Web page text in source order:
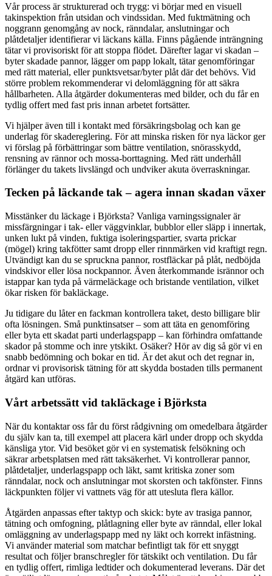
Vår process är strukturerad och trygg: vi börjar med en visuell
takinspektion från utsidan och vindssidan. Med fuktmätning och
noggrann genomgång av nock, ränndalar, anslutningar och
plåtdetaljer identifierar vi läckans källa. Finns pågående inträngning
tätar vi provisoriskt för att stoppa flödet. Därefter lagar vi skadan –
byter skadade pannor, lägger om papp lokalt, tätar genomföringar
med rätt material, eller punktsvetsar/byter plåt där det behövs. Vid
större problem rekommenderar vi delomläggning för att säkra
hållbarheten. Alla åtgärder dokumenteras med bilder, och du får en
tydlig offert med fast pris innan arbetet fortsätter.
Vi hjälper även till i kontakt med försäkringsbolag och kan ge
underlag för skadereglering. För att minska risken för nya läckor ger
vi förslag på förbättringar som bättre ventilation, snörasskydd,
rensning av rännor och mossa-borttagning. Med rätt underhåll
förlänger du takets livslängd och undviker akuta överraskningar.
Tecken på läckande tak – agera innan skadan växer
Misstänker du läckage i Björksta? Vanliga varningssignaler är
missfärgningar i tak- eller väggvinklar, bubblor eller släpp i innertak,
unken lukt på vinden, fuktiga isoleringspartier, svarta prickar
(mögel) kring takfötter samt dropp eller rinnmärken vid kraftigt regn.
Utvändigt kan du se spruckna pannor, rostfläckar på plåt, nedböjda
vindskivor eller lösa nockpannor. Även återkommande isrännor och
istappar kan tyda på värmeläckage och bristande ventilation, vilket
ökar risken för bakläckage.
Ju tidigare du låter en fackman kontrollera taket, desto billigare blir
ofta lösningen. Små punktinsatser – som att täta en genomföring
eller byta ett skadat parti underlagspapp – kan förhindra omfattande
skador på stomme och inre ytskikt. Osäker? Hör av dig så gör vi en
snabb bedömning och bokar en tid. Är det akut och det regnar in,
ordnar vi provisorisk tätning för att skydda bostaden tills permanent
åtgärd kan utföras.
Vårt arbetssätt vid takläckage i Björksta
När du kontaktar oss får du först rådgivning om omedelbara åtgärder
du själv kan ta, till exempel att placera kärl under dropp och skydda
känsliga ytor. Vid besöket gör vi en systematisk felsökning och
säkrar arbetsplatsen med rätt taksäkerhet. Vi kontrollerar pannor,
plåtdetaljer, underlagspapp och läkt, samt kritiska zoner som
ränndalar, nock och anslutningar mot skorsten och takfönster. Finns
läckpunkten följer vi vattnets väg för att utesluta flera källor.
Åtgärden anpassas efter taktyp och skick: byte av trasiga pannor,
tätning och omfogning, plåtlagning eller byte av ränndal, eller lokal
omläggning av underlagspapp med ny läkt och korrekt infästning.
Vi använder material som matchar befintligt tak för ett snyggt
resultat och följer branschregler för tätskikt och ventilation. Du får
en tydlig offert, rimliga ledtider och dokumenterad leverans. Där det